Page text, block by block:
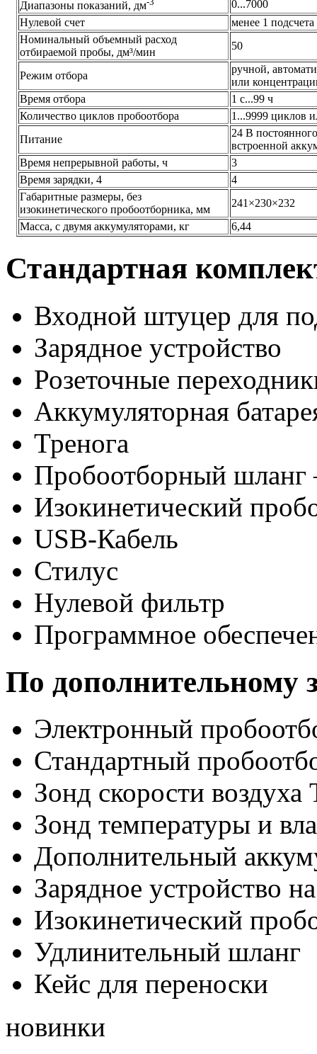
Диапазоны показаний, дм
0...7000
Нулевой счет
менее 1
Номинальный объемный расход
отбираемой пробы, дм³/мин
50
Режим отбора
ручной,
или
Время отбора
1 с...99 ч
Количество циклов пробоотбора
1...9999 циклов
Питание
24 В
встроенной
Время непрерывной работы, ч
3
Время зарядки, 4
4
Габаритные размеры, без
изокинетического пробоотборника, мм
241×230×232
Масса, с двумя аккумуляторами, кг
6,44
Стандартная
Входной штуцер для
Зарядное устройство
Розеточные
Аккумуляторная
Тренога
Пробоотборный
Изокинетический
USB-Кабель
Стилус
Нулевой фильтр
Программное
По дополнительному
Электронный
Стандартный
Зонд скорости воздуха
Зонд температуры и
Дополнительный
Зарядное устройство
Изокинетический
Удлинительный шланг
Кейс для переноски
новинки